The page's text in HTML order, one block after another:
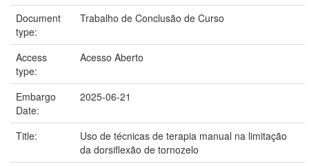
Document
type:
Trabalho de Conclusão de Curso
Access
type:
Acesso Aberto
Embargo
Date:
2025-06-21
Title:
Uso de técnicas de terapia manual na limitação
da dorsiflexão de tornozelo